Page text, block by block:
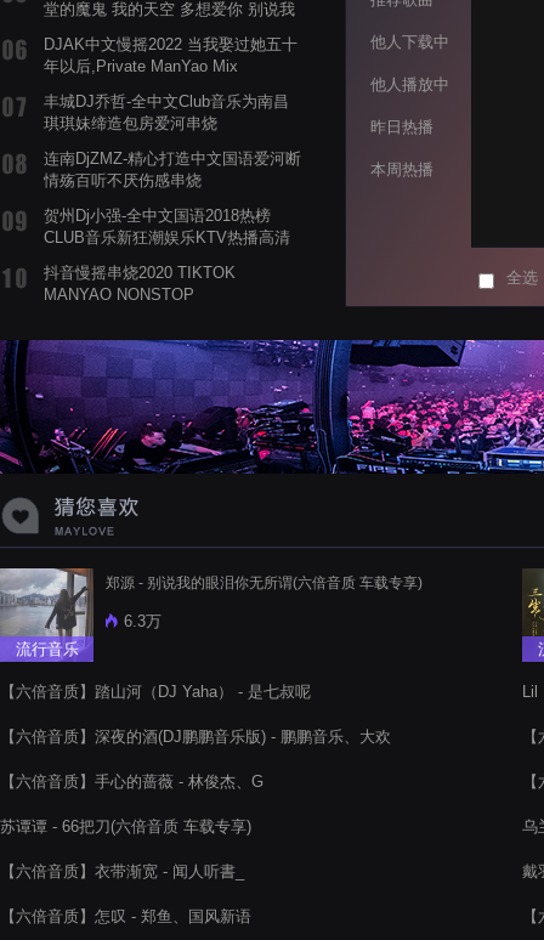
堂的魔鬼 我的天空 多想爱你 别说我
DJAK中文慢摇2022 当我娶过她五十
年以后,Private ManYao Mix
丰城DJ乔哲-全中文Club音乐为南昌
琪琪妹缔造包房爱河串烧
连南DjZMZ-精心打造中文国语爱河断
情殇百听不厌伤感串烧
贺州Dj小强-全中文国语2018热榜
CLUB音乐新狂潮娱乐KTV热播高清
抖音慢摇串烧2020 TIKTOK
MANYAO NONSTOP
蝉爸爸妈妈爱存在夏天的风是想你的
声音啊
他人下载中
他人播放中
昨日热播
本周热播
全选
流行音乐
郑源 - 别说我的眼泪你无所谓(六倍音质 车载专享)
6.3万
【六倍音质】踏山河（DJ Yaha） - 是七叔呢
【六倍音质】深夜的酒(DJ鹏鹏音乐版) - 鹏鹏音乐、大欢
【六倍音质】手心的蔷薇 - 林俊杰、G
苏谭谭 - 66把刀(六倍音质 车载专享)
【六倍音质】衣带渐宽 - 闻人听書_
【六倍音质】怎叹 - 郑鱼、国风新语
Lil
乌
戴